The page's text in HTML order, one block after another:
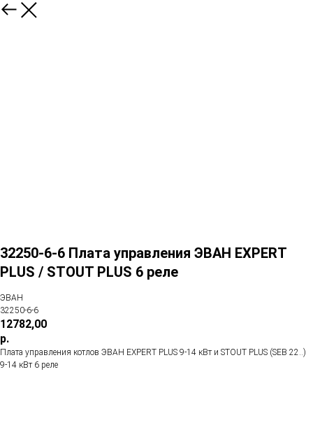
32250-6-6 Плата управления ЭВАН EXPERT
PLUS / STOUT PLUS 6 реле
ЭВАН
32250-6-6
12782,00
р.
Плата управления котлов ЭВАН EXPERT PLUS 9-14 кВт и STOUT PLUS (SEB 22..)
9-14 кВт 6 реле